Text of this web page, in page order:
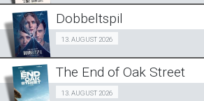
LÆS MERE
SE ALLE DAGE
LÆS MERE
Dobbeltspil
13. AUGUST 2026
SE ALLE DAGE
The End of Oak Street
13. AUGUST 2026